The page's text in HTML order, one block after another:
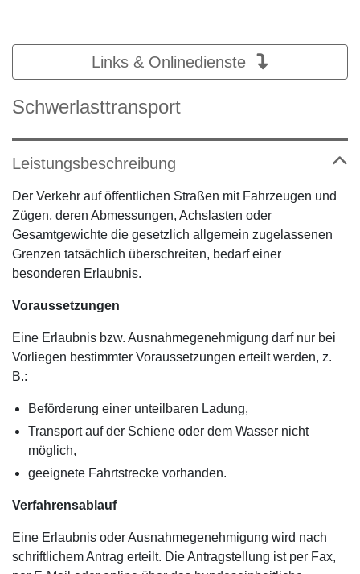
Links & Onlinedienste
Schwerlasttransport
Leistungsbeschreibung
Der Verkehr auf öffentlichen Straßen mit Fahrzeugen und
Zügen, deren Abmessungen, Achslasten oder
Gesamtgewichte die gesetzlich allgemein zugelassenen
Grenzen tatsächlich überschreiten, bedarf einer
besonderen Erlaubnis.
Voraussetzungen
Eine Erlaubnis bzw. Ausnahmegenehmigung darf nur bei
Vorliegen bestimmter Voraussetzungen erteilt werden, z.
B.:
Beförderung einer unteilbaren Ladung,
Transport auf der Schiene oder dem Wasser nicht
möglich,
geeignete Fahrtstrecke vorhanden.
Verfahrensablauf
Eine Erlaubnis oder Ausnahmegenehmigung wird nach
schriftlichem Antrag erteilt. Die Antragstellung ist per Fax,